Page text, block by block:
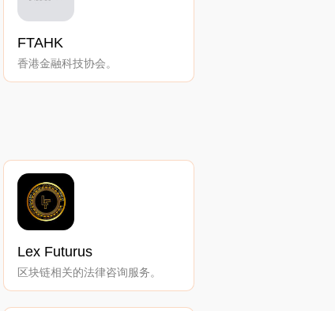
FTAHK
香港金融科技协会。
Lex Futurus
区块链相关的法律咨询服务。